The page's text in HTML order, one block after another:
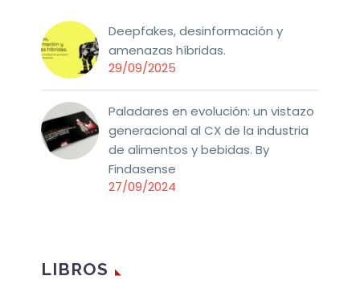
Deepfakes, desinformación y
amenazas híbridas.
29/09/2025
Paladares en evolución: un vistazo
generacional al CX de la industria
de alimentos y bebidas. By
Findasense
27/09/2024
LIBROS